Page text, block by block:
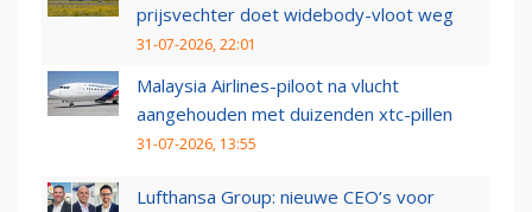
prijsvechter doet widebody-vloot weg
31-07-2026, 22:01
Malaysia Airlines-piloot na vlucht
aangehouden met duizenden xtc-pillen
31-07-2026, 13:55
Lufthansa Group: nieuwe CEO’s voor